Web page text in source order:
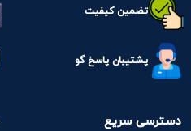
تضمین کیفیت
پشتیبان پاسخ گو
دسترسی سریع